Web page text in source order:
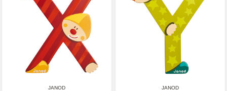
JANOD JANOD